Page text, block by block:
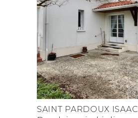
SAINT PARDOUX ISAAC